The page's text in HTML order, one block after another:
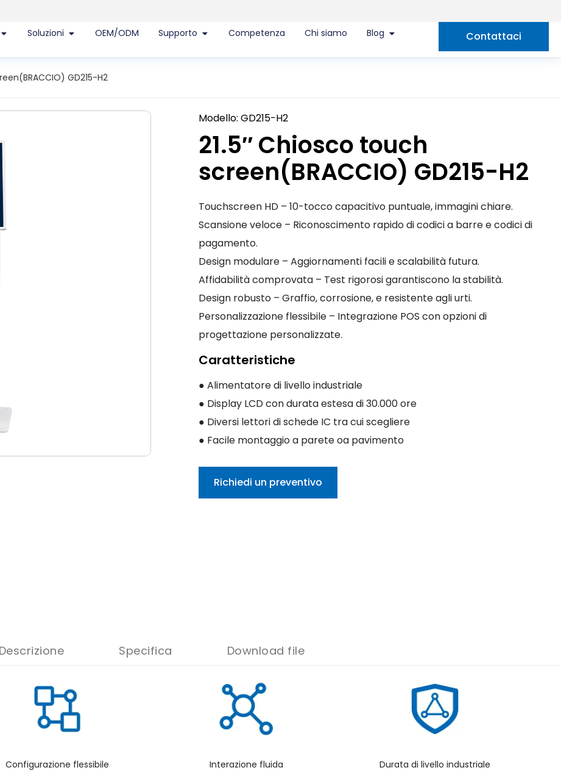
Soluzioni OEM/ODM Supporto Competenza Chi siamo Blog Contattaci
GD215-H2
Modello: GD215-H2
21.5″ Chiosco touch
screen(BRACCIO) GD215-H2
Touchscreen HD – 10-tocco capacitivo puntuale, immagini chiare.
Scansione veloce – Riconoscimento rapido di codici a barre e codici di
pagamento.
Design modulare – Aggiornamenti facili e scalabilità futura.
Affidabilità comprovata – Test rigorosi garantiscono la stabilità.
Design robusto – Graffio, corrosione, e resistente agli urti.
Personalizzazione flessibile – Integrazione POS con opzioni di
progettazione personalizzate.
Caratteristiche
● Alimentatore di livello industriale
● Display LCD con durata estesa di 30.000 ore
● Diversi lettori di schede IC tra cui scegliere
● Facile montaggio a parete oa pavimento
Richiedi un preventivo
Descrizione Specifica Download file
Configurazione flessibile Interazione fluida Durata di livello industriale